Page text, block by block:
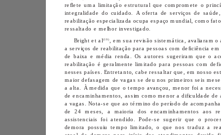
Bright et al (19)